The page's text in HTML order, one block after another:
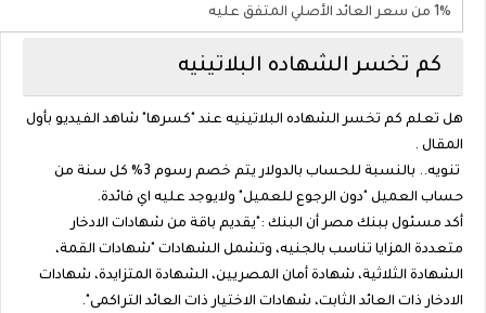
1% من سعر العائد الأصلي المتفق عليه
كم تخسر الشهاده البلاتينيه
هل تعلم كم تخسر الشهاده البلاتينيه عند "كسرها" شاهد الفيديو بأول
المقال .
تنويه.. بالنسبة للحساب بالدولار يتم خصم رسوم 3% كل سنة من
حساب العميل "دون الرجوع للعميل" ولايوجد عليه اي فائدة.
أكد مسئول ببنك مصر أن البنك :"يقديم باقة من شهادات الادخار
متعددة المزايا تناسب بالجنيه، وتشمل الشهادات "شهادات القمة،
الشهادة الثلاثية، شهادة أمان المصريين، الشهادة المتزايدة، شهادات
الادخار ذات العائد الثابت، شهادات الاختيار ذات العائد التراكمى".